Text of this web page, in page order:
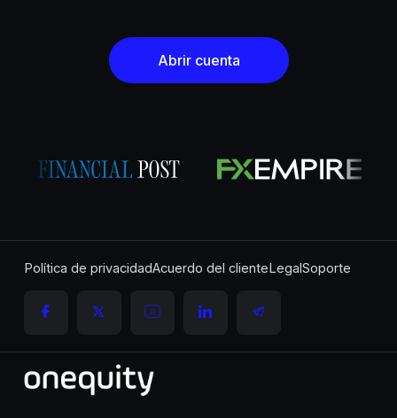
Abrir cuenta
Política de privacidadAcuerdo del clienteLegalSoporte